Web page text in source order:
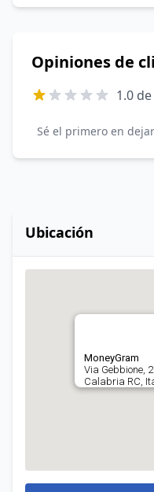
Opiniones de
1.0
Sé el primero en
Ubicación
MoneyGram
Via Gebbione,
Calabria RC,